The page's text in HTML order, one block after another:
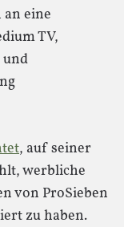
eine
TV,
und
, auf seiner
werbliche
von ProSieben
zu haben.